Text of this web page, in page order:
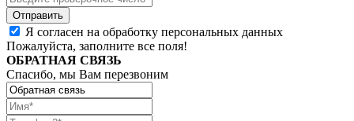
Я согласен на обработку персональных данных
Пожалуйста, заполните все поля!
ОБРАТНАЯ СВЯЗЬ
Спасибо, мы Вам перезвоним